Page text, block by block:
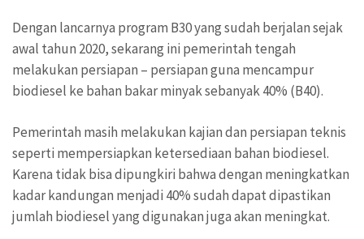
Dengan lancarnya program B30 yang sudah berjalan sejak
awal tahun 2020, sekarang ini pemerintah tengah
melakukan persiapan – persiapan guna mencampur
biodiesel ke bahan bakar minyak sebanyak 40% (B40).
Pemerintah masih melakukan kajian dan persiapan teknis
seperti mempersiapkan ketersediaan bahan biodiesel.
Karena tidak bisa dipungkiri bahwa dengan meningkatkan
kadar kandungan menjadi 40% sudah dapat dipastikan
jumlah biodiesel yang digunakan juga akan meningkat.